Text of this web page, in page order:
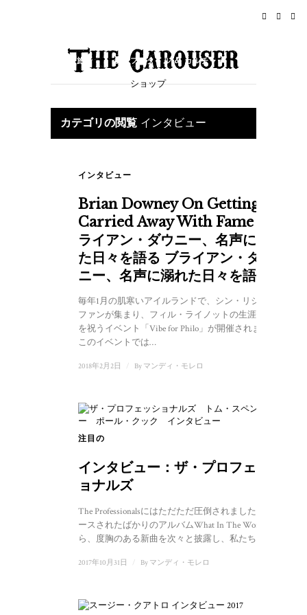
旅行 ライフスタイル & カルチャー
ショップ
カテゴリの閲覧 インタビュー
インタビュー
Brian Downey On Getting
Carried Away With Fame ブ
ライアン・ダウニー、名声に溺れ
た日々を語る ブライアン・ダウ
ニー、名声に溺れた日々を語る
毎年1月の肌寒いアイルランドで、シン・リジィの
ファンが集まり、フィル・ライノットの生涯と伝説
を祝うイベント「Vibe for Philo」が開催されます。
このイベントでは…
2018年2月2日 By マンディ・モレロ
注目の
インタビュー：ザ・プロフェッシ
ョナルズ
The Professionalsにはただただ圧倒されました。リリ
ースされたばかりのアルバムWhat In The World か
ら、度胸のある新曲を次々と披露し、私たちを...
2017年10月31日 By マンディ・モレロ